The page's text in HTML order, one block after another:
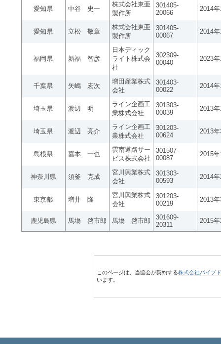
愛知県 中谷 史一
株式会社東亜
製作所
301405-
20066
2014
愛知県 立松 敬章
株式会社東亜
製作所
301405-
00067
2014
福岡県 新福 智彦
日本ディック
ライト株式会
社
302309-
00040
2023
千葉県 矢嶋 宏次
増田産業株式
会社
301403-
00022
2014
埼玉県 渡辺 明
ライン企画工
業株式会社
301303-
00039
2013
埼玉県 渡辺 亮介
ライン企画工
業株式会社
301203-
00624
2013
島根県 嘉本 一也
雲南道路サー
ビス株式会社
301507-
00087
2015
神奈川県 須釜 克成
宮川興業株式
会社
301303-
00593
2014
東京都 増井 隆
宮川興業株式
会社
301203-
00219
2013
鹿児島県 馬塲 啓市郎 馬塲 啓市郎
301609-
20311
2015
このページは、当協会が契約する株式会社パイプ
います。